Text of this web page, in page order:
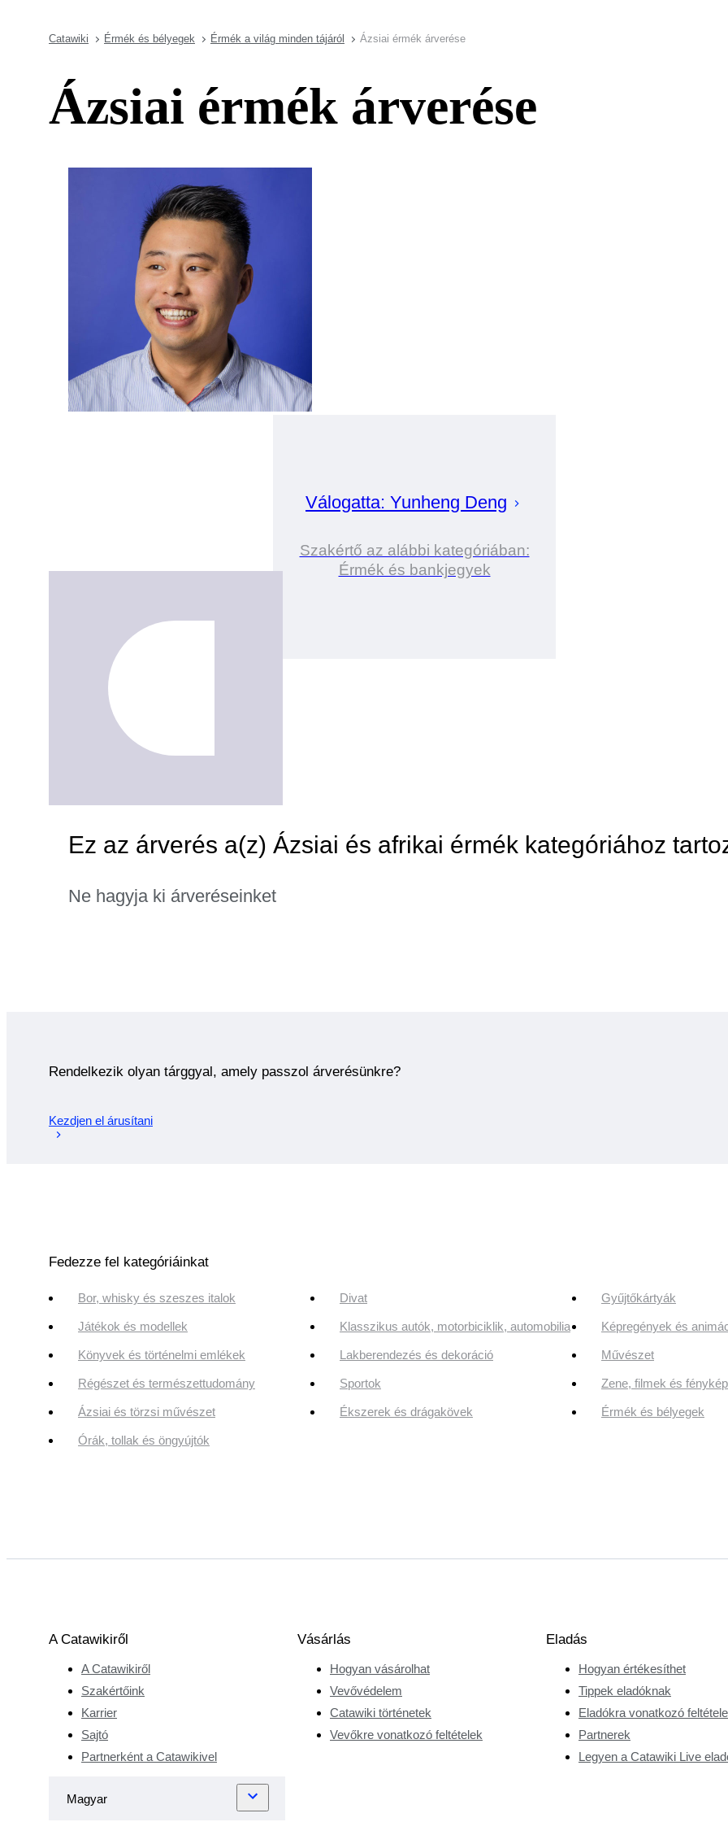
Catawiki Érmék és bélyegek Érmék a világ minden tájáról Ázsiai érmék árverése
Ázsiai érmék árverése
Válogatta: Yunheng Deng
Szakértő az alábbi kategóriában:
Érmék és bankjegyek
Ez az árverés a(z) Ázsiai és afrikai érmék kategóriához
Ne hagyja ki árveréseinket
Rendelkezik olyan tárggyal, amely passzol árverésünkre?
Kezdjen el árusítani
Fedezze fel kategóriáinkat
Bor, whisky és szeszes italok Divat Gyűjtőkártyák
Játékok és modellek Klasszikus autók, motorbiciklik, automobilia Képregények és
Könyvek és történelmi emlékek Lakberendezés és dekoráció Művészet
Régészet és természettudomány Sportok Zene, filmek és
Ázsiai és törzsi művészet Ékszerek és drágakövek Érmék és bélyegek
Órák, tollak és öngyújtók
A Catawikiről
A Catawikiről
Szakértőink
Karrier
Sajtó
Partnerként a Catawikivel
Vásárlás
Hogyan vásárolhat
Vevővédelem
Catawiki történetek
Vevőkre vonatkozó feltételek
Eladás
Hogyan értékesíthet
Tippek eladóknak
Eladókra vonatkozó
Partnerek
Legyen a Catawiki Live